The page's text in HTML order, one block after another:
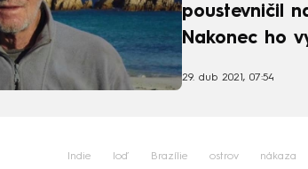
poustevničil
Nakonec ho
29. dub 2021, 07:54
Indie loď Brazílie ostrov nákaza